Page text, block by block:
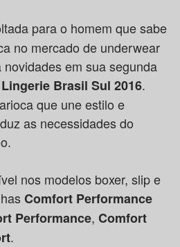
para o homem que sabe
no mercado de underwear
em sua segunda
Brasil Sul 2016.
que une estilo e
as necessidades do
nos modelos boxer, slip e
Comfort Performance
Performance, Comfort
.